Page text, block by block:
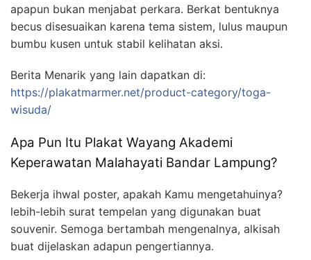
apapun bukan menjabat perkara. Berkat bentuknya
becus disesuaikan karena tema sistem, lulus maupun
bumbu kusen untuk stabil kelihatan aksi.
Berita Menarik yang lain dapatkan di:
https://plakatmarmer.net/product-category/toga-
wisuda/
Apa Pun Itu Plakat Wayang Akademi
Keperawatan Malahayati Bandar Lampung?
Bekerja ihwal poster, apakah Kamu mengetahuinya?
lebih-lebih surat tempelan yang digunakan buat
souvenir. Semoga bertambah mengenalnya, alkisah
buat dijelaskan adapun pengertiannya.